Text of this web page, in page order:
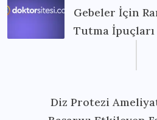
Gebeler İçin
Tutma İpuçları
Diz Protezi